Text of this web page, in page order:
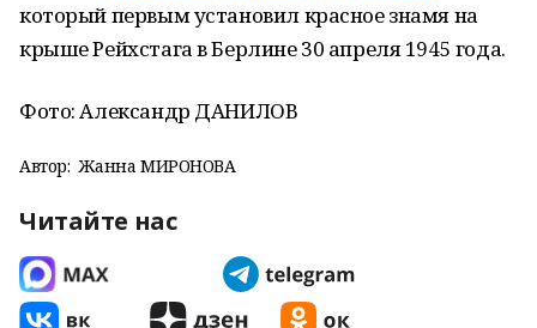
который первым установил красное знамя на
крыше Рейхстага в Берлине 30 апреля 1945 года.
Фото: Александр ДАНИЛОВ
Автор: Жанна МИРОНОВА
Читайте нас